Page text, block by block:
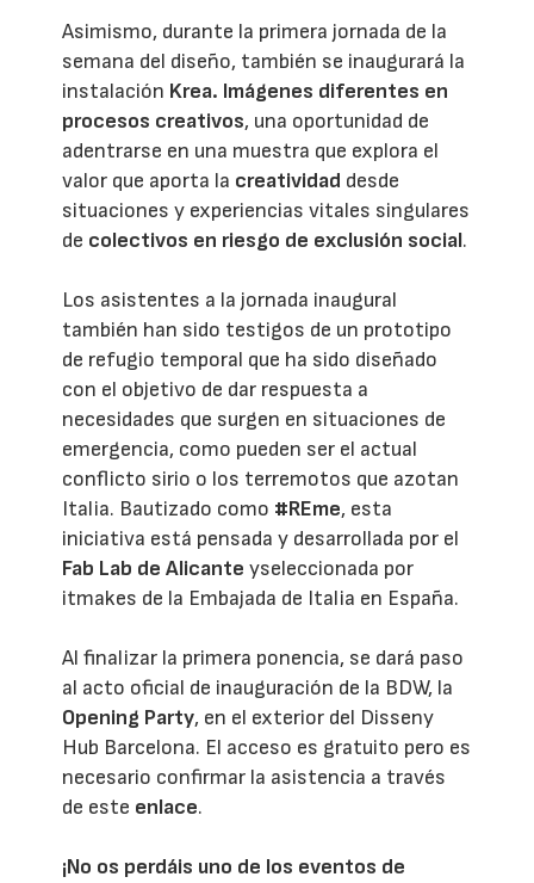
Asimismo, durante la primera jornada de la
semana del diseño, también se inaugurará la
instalación Krea. Imágenes diferentes en
procesos creativos, una oportunidad de
adentrarse en una muestra que explora el
valor que aporta la creatividad desde
situaciones y experiencias vitales singulares
de colectivos en riesgo de exclusión social.
Los asistentes a la jornada inaugural
también han sido testigos de un prototipo
de refugio temporal que ha sido diseñado
con el objetivo de dar respuesta a
necesidades que surgen en situaciones de
emergencia, como pueden ser el actual
conflicto sirio o los terremotos que azotan
Italia. Bautizado como #REme, esta
iniciativa está pensada y desarrollada por el
Fab Lab de Alicante yseleccionada por
itmakes de la Embajada de Italia en España.
Al finalizar la primera ponencia, se dará paso
al acto oficial de inauguración de la BDW, la
Opening Party, en el exterior del Disseny
Hub Barcelona. El acceso es gratuito pero es
necesario confirmar la asistencia a través
de este enlace.
¡No os perdáis uno de los eventos de